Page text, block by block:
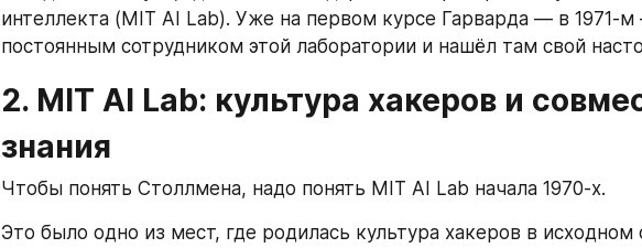
интеллекта (MIT AI Lab). Уже на первом курсе Гарварда — в 1971-
постоянным сотрудником этой лаборатории и нашёл там свой
2. MIT AI Lab: культура хакеров и
знания
Чтобы понять Столлмена, надо понять MIT AI Lab начала 1970-х.
Это было одно из мест, где родилась культура хакеров в исходном